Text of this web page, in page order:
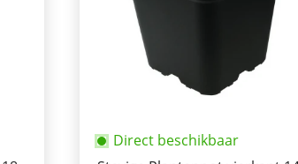
Direct beschikbaar